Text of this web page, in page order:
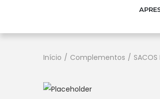
Início / Complementos / SACOS